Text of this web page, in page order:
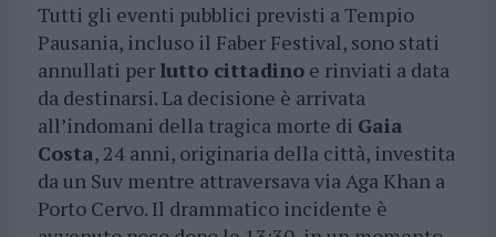
Tutti gli eventi pubblici previsti a Tempio
Pausania, incluso il Faber Festival, sono stati
annullati per lutto cittadinoe rinviati a data
da destinarsi. La decisione è arrivata
all’indomani della tragica morte di Gaia
Costa, 24 anni, originaria della città, investita
da un Suv mentre attraversava via Aga Khan a
Porto Cervo. Il drammatico incidente è